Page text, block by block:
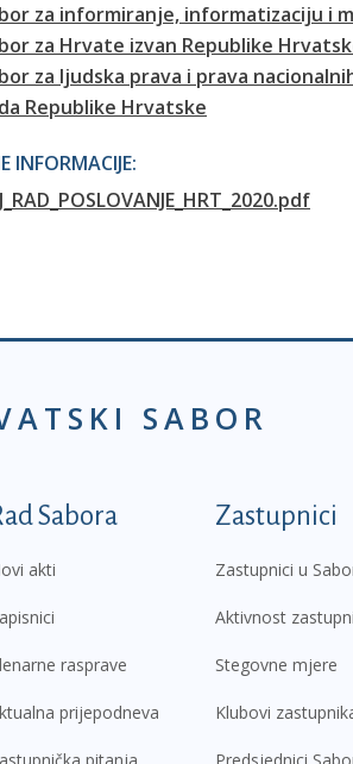
za informiranje, informatizaciju i
za Hrvate izvan Republike
za ljudska prava i prava
Republike Hrvatske
INFORMACIJE:
SABOR
prvi izbornik
Sabora
akti
rasprave
prijepodneva
Zastupnici
Zastupnici u
Aktivnost
Stegovne mjere
Klubovi